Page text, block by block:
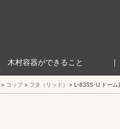
食品包装容器と業務用店
木村容器ができること
コップ フタ（リッド） L-83SS-U ドーム